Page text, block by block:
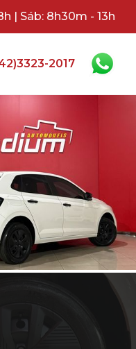
| Sáb: 8h30m - 13h
2017